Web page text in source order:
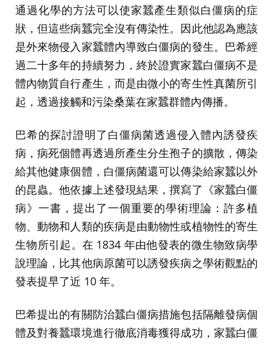
通過化學的方法可以使家蠶產生類似白僵病的症
狀，但這些病蠶完全沒有傳染性。因此他認為應該
是外來物侵入家蠶體內導致白僵病的發生。巴希經
過二十多年的持續努力，終於證實家蠶白僵病不是
體內物質自行產生，而是由微小的寄生性真菌所引
起，透過接觸和污染桑葉在家蠶群體內傳播。
巴希的探討證明了白僵病菌透過侵入體內誘發疾
病，病死個體再透過所產生分生孢子的擴散，傳染
給其他健康個體，白僵病菌還可以傳染給家蠶以外
的昆蟲。他依據上述發現結果，撰寫了《家蠶白僵
病》一書，提出了一個重要的學術理論：許多植
物、動物和人類的疾病是由動物性或植物性的寄生
生物所引起。在 1834 年由他發表的微生物致病學
說理論，比其他病原菌可以誘發疾病之學術觀點的
發表提早了近 10 年。
巴希提出的有關防治蠶白僵病措施包括隔離發病個
體及對養蠶環境進行徹底消毒獲得成功，家蠶白僵